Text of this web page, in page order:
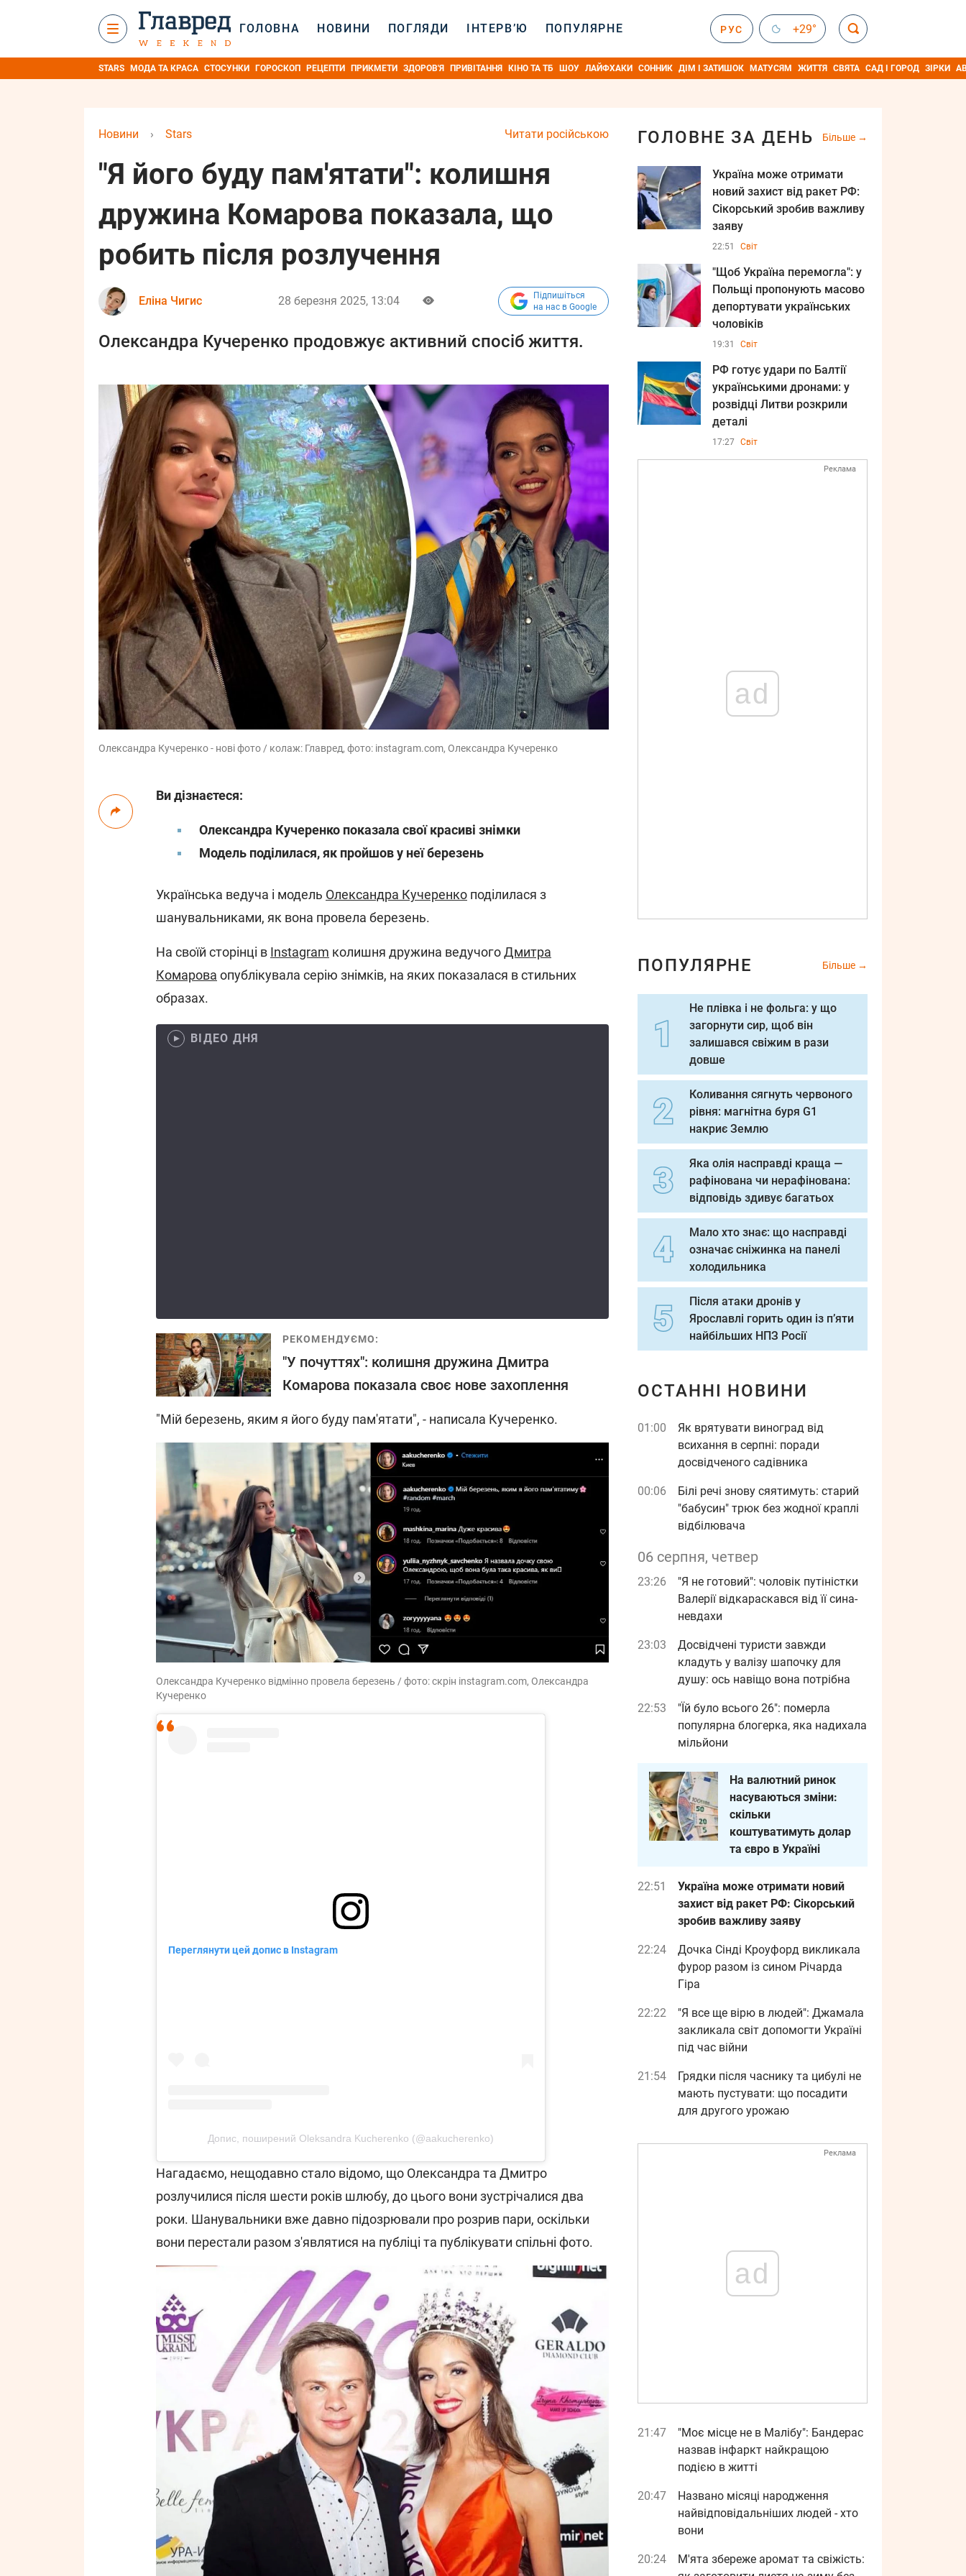
ГОЛОВНА НОВИНИ ПОГЛЯДИ ІНТЕРВ’Ю ПОПУЛЯРНЕ РУС +29°
STARS МОДА ТА КРАСА СТОСУНКИ ГОРОСКОП РЕЦЕПТИ ПРИКМЕТИ ЗДОРОВ'Я ПРИВІТАННЯ КІНО ТА ТБ ШОУ ЛАЙФХАКИ СОННИК ДІМ І ЗАТИШОК МАТУСЯМ ЖИТТЯ СВЯТА САД І ГОРОД ЗІРКИ
Читати російською
Новини › Stars
"Я його буду пам'ятати": колишня
дружина Комарова показала, що
робить після розлучення
Еліна Чигис 28 березня 2025, 13:04
Підпишіться
на нас в Google
Олександра Кучеренко продовжує активний спосіб життя.
Олександра Кучеренко - нові фото / колаж: Главред, фото: instagram.com, Олександра Кучеренко
Ви дізнаєтеся:
Олександра Кучеренко показала свої красиві знімки
Модель поділилася, як пройшов у неї березень
Українська ведуча і модель Олександра Кучеренко поділилася з
шанувальниками, як вона провела березень.
На своїй сторінці в Instagram колишня дружина ведучогоДмитра
Комарова опублікувала серію знімків, на яких показалася в стильних
образах.
ВІДЕО ДНЯ
РЕКОМЕНДУЄМО:
"У почуттях": колишня дружина Дмитра
Комарова показала своє нове захоплення
"Мій березень, яким я його буду пам'ятати", - написала Кучеренко.
Олександра Кучеренко відмінно провела березень / фото: скрін instagram.com, Олександра
Кучеренко
Переглянути цей допис в Instagram
Допис, поширений Oleksandra Kucherenko (@aakucherenko)
Нагадаємо, нещодавно стало відомо, що Олександра та Дмитро
розлучилися після шести років шлюбу, до цього вони зустрічалися два
роки. Шанувальники вже давно підозрювали про розрив пари, оскільки
вони перестали разом з'являтися на публіці та публікувати спільні фото.
ГОЛОВНЕ ЗА ДЕНЬ Більше
Україна може отримати
новий захист від ракет РФ:
Сікорський зробив важливу
заяву
22:51 Світ
"Щоб Україна перемогла": у
Польщі пропонують масово
депортувати українських
чоловіків
19:31 Світ
РФ готує удари по Балтії
українськими дронами: у
розвідці Литви розкрили
деталі
17:27 Світ
Реклама
ad
ПОПУЛЯРНЕ Більше
Не плівка і не фольга: у що
загорнути сир, щоб він
залишався свіжим в рази
довше
Коливання сягнуть червоного
рівня: магнітна буря G1
накриє Землю
Яка олія насправді краща —
рафінована чи нерафінована:
відповідь здивує багатьох
Мало хто знає: що насправді
означає сніжинка на панелі
холодильника
Після атаки дронів у
Ярославлі горить один із п’яти
найбільших НПЗ Росії
ОСТАННІ НОВИНИ
01:00
Як врятувати виноград від
всихання в серпні: поради
досвідченого садівника
00:06
Білі речі знову сяятимуть: старий
"бабусин" трюк без жодної краплі
відбілювача
06 серпня, четвер
23:26
"Я не готовий": чоловік путіністки
Валерії відкараскався від її сина-
невдахи
23:03
Досвідчені туристи завжди
кладуть у валізу шапочку для
душу: ось навіщо вона потрібна
22:53
"Їй було всього 26": померла
популярна блогерка, яка надихала
мільйони
На валютний ринок
насуваються зміни:
скільки
коштуватимуть долар
та євро в Україні
22:51
Україна може отримати новий
захист від ракет РФ: Сікорський
зробив важливу заяву
22:24
Дочка Сінді Кроуфорд викликала
фурор разом із сином Річарда
Гіра
22:22
"Я все ще вірю в людей": Джамала
закликала світ допомогти Україні
під час війни
21:54
Грядки після часнику та цибулі не
мають пустувати: що посадити
для другого урожаю
Реклама
ad
21:47
"Моє місце не в Малібу": Бандерас
назвав інфаркт найкращою
подією в житті
20:47
Названо місяці народження
найвідповідальніших людей - хто
вони
20:24
М'ята збереже аромат та свіжість: